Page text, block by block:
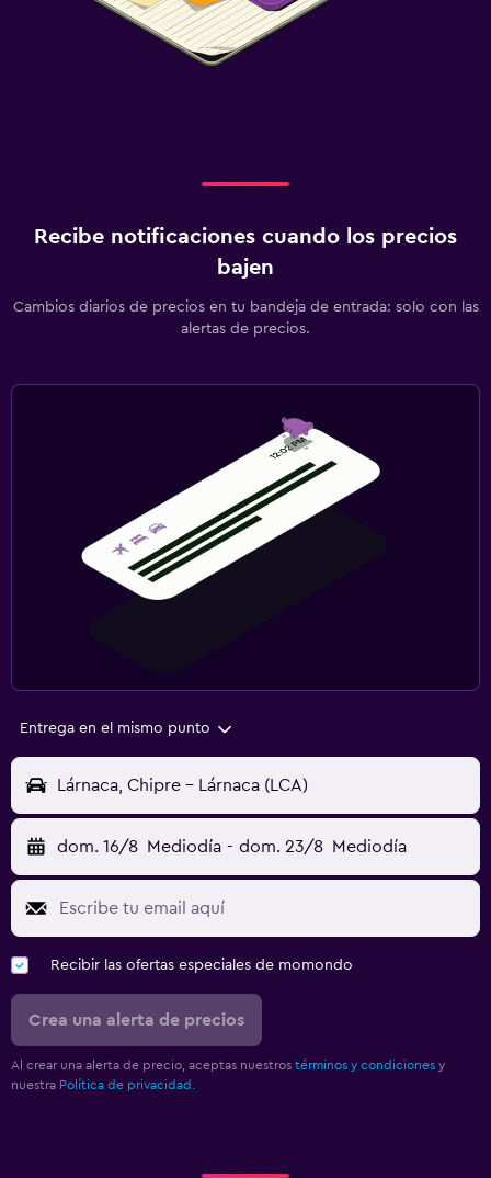
Recibe notificaciones cuando los precios
bajen
Cambios diarios de precios en tu bandeja de entrada: solo con las
alertas de precios.
Entrega en el mismo punto
Lárnaca, Chipre - Lárnaca (LCA)
dom. 16/8 Mediodía - dom. 23/8 Mediodía
Recibir las ofertas especiales de momondo
Crea una alerta de precios
Al crear una alerta de precio, aceptas nuestros términos y condiciones y
nuestra Política de privacidad.